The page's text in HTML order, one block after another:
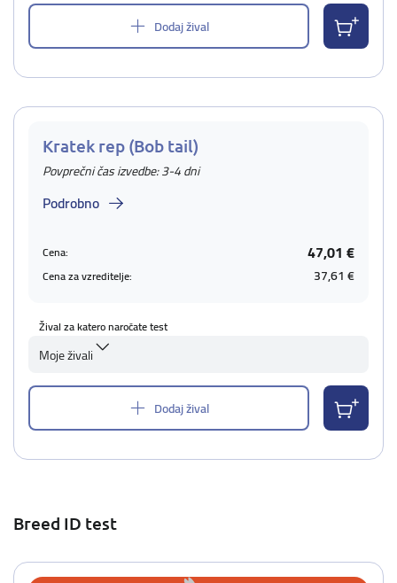
Dodaj žival
Kratek rep (Bob tail)
Povprečni čas izvedbe: 3-4 dni
Podrobno
Cena: 47,01 €
Cena za vzreditelje: 37,61 €
Žival za katero naročate test
Moje živali
Dodaj žival
Breed ID test